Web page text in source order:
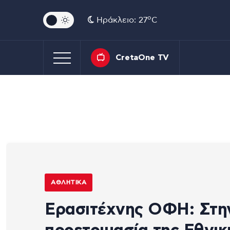
Ηράκλειο: 27oC
CretaOne TV
ΑΘΛΗΤΙΚΆ
Ερασιτέχνης ΟΦΗ: